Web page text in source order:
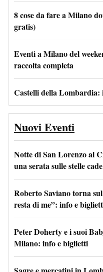
8 cose da fare a Milano
gratis)
Eventi a Milano del
raccolta completa
Castelli della
Nuovi Eventi
Notte di San Lorenzo al
una serata sulle stelle
Roberto Saviano torna
resta di me”: info e
Peter Doherty e i suoi
Milano: info e biglietti